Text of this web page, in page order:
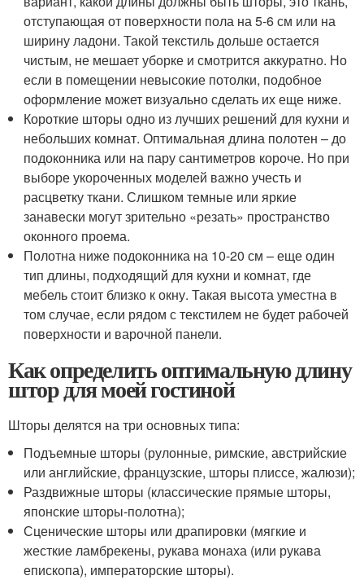
отступающая от поверхности пола на 5-6 см или на
ширину ладони. Такой текстиль дольше остается
чистым, не мешает уборке и смотрится аккуратно. Но
если в помещении невысокие потолки, подобное
оформление может визуально сделать их еще ниже.
Короткие шторы одно из лучших решений для кухни и
небольших комнат. Оптимальная длина полотен – до
подоконника или на пару сантиметров короче. Но при
выборе укороченных моделей важно учесть и
расцветку ткани. Слишком темные или яркие
занавески могут зрительно «резать» пространство
оконного проема.
Полотна ниже подоконника на 10-20 см – еще один
тип длины, подходящий для кухни и комнат, где
мебель стоит близко к окну. Такая высота уместна в
том случае, если рядом с текстилем не будет рабочей
поверхности и варочной панели.
Как определить оптимальную длину
штор для моей гостиной
Шторы делятся на три основных типа:
Подъемные шторы (рулонные, римские, австрийские
или английские, французские, шторы плиссе, жалюзи);
Раздвижные шторы (классические прямые шторы,
японские шторы-полотна);
Сценические шторы или драпировки (мягкие и
жесткие ламбрекены, рукава монаха (или рукава
епископа), императорские шторы).